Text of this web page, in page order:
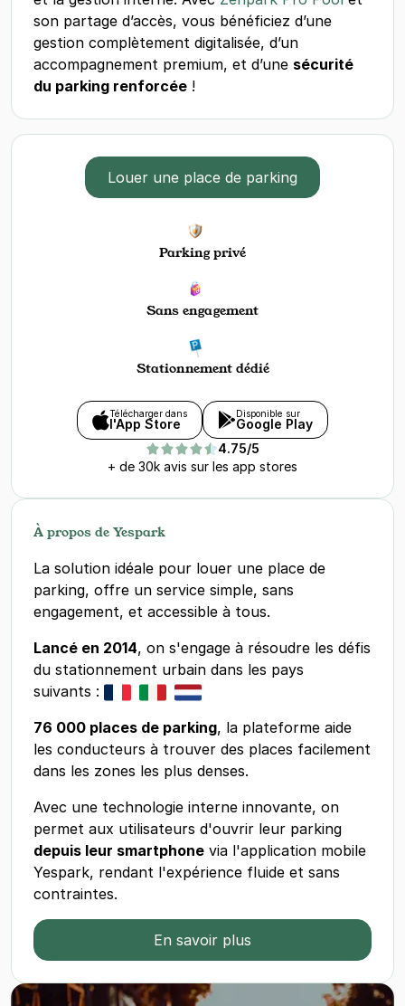
son partage d’accès, vous bénéficiez d’une
gestion complètement digitalisée, d’un
accompagnement premium, et d’une sécurité
du parking renforcée !
Louer une place de parking
Parking privé
Sans engagement
Stationnement dédié
Télécharger dans
l'App Store
Disponible sur
Google Play
4.75/5
+ de 30k avis sur les app stores
À propos de Yespark
La solution idéale pour louer une place de
parking, offre un service simple, sans
engagement, et accessible à tous.
Lancé en 2014, on s'engage à résoudre les défis
du stationnement urbain dans les pays
suivants :
76 000 places de parking, la plateforme aide
les conducteurs à trouver des places facilement
dans les zones les plus denses.
Avec une technologie interne innovante, on
permet aux utilisateurs d'ouvrir leur parking
depuis leur smartphone via l'application mobile
Yespark, rendant l'expérience fluide et sans
contraintes.
En savoir plus